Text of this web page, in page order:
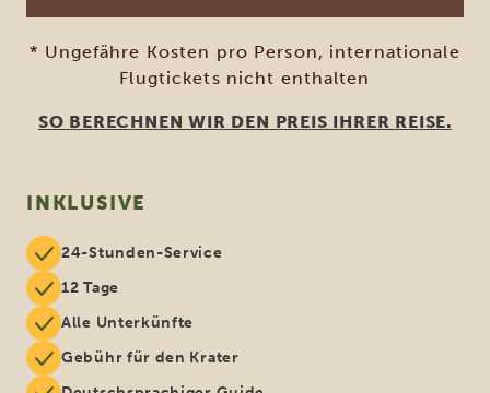
* Ungefähre Kosten pro Person, internationale
Flugtickets nicht enthalten
SO BERECHNEN WIR DEN PREIS IHRER REISE.
INKLUSIVE
24-Stunden-Service
12 Tage
Alle Unterkünfte
Gebühr für den Krater